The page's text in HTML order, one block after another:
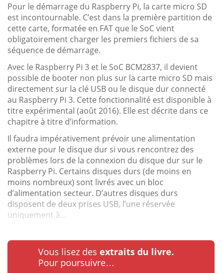
Pour le démarrage du Raspberry Pi, la carte micro SD
est incontournable. C’est dans la première partition de
cette carte, formatée en FAT que le SoC vient
obligatoirement charger les premiers fichiers de sa
séquence de démarrage.
Avec le Raspberry Pi 3 et le SoC BCM2837, il devient
possible de booter non plus sur la carte micro SD mais
directement sur la clé USB ou le disque dur connecté
au Raspberry Pi 3. Cette fonctionnalité est disponible à
titre expérimental (août 2016). Elle est décrite dans ce
chapitre à titre d’information.
Il faudra impérativement prévoir une alimentation
externe pour le disque dur si vous rencontrez des
problèmes lors de la connexion du disque dur sur le
Raspberry Pi. Certains disques durs (de moins en
moins nombreux) sont livrés avec un bloc
d’alimentation secteur. D’autres disques durs
disposent de deux prises USB, l’une réservée
uniquement à...
Vous lisez des extraits du livre.
Pour poursuivre…